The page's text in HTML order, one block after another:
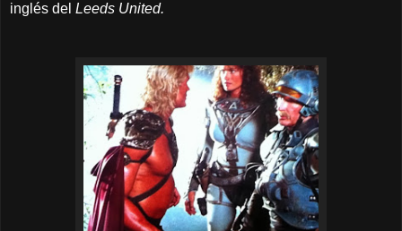
inglés del Leeds United.